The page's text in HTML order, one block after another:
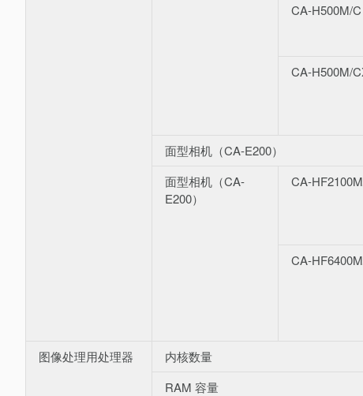
CA-H500M/C
CA-H500M/
面型相机（CA-E200）
面型相机（CA-
E200）
CA-
CA-
图像处理用处理器
内核数量
RAM 容量